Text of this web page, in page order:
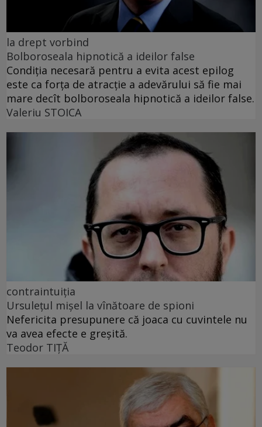
la drept vorbind
Bolboroseala hipnotică a ideilor false
Condiția necesară pentru a evita acest epilog
este ca forța de atracție a adevărului să fie mai
mare decît bolboroseala hipnotică a ideilor false.
Valeriu STOICA
contraintuiția
Ursulețul mișel la vînătoare de spioni
Nefericita presupunere că joaca cu cuvintele nu
va avea efecte e greșită.
Teodor TIŢĂ